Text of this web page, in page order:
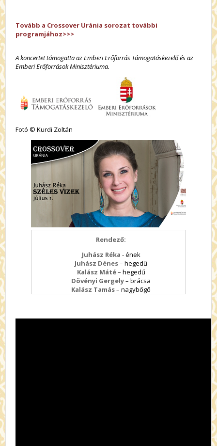
Tovább a Crossover Uránia sorozat további
programjához>>>
A koncertet támogatta az Emberi Erőforrás Támogatáskezelő és az
Emberi Erőforrások Minisztériuma.
Fotó © Kurdi Zoltán
Rendező:
Juhász Réka - ének
Juhász Dénes– hegedű
Kalász Máté– hegedű
Dövényi Gergely– brácsa
Kalász Tamás– nagybőgő